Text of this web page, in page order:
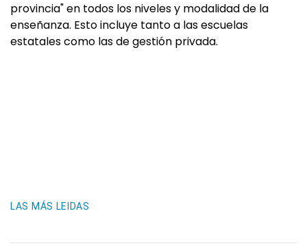
provincia" en todos los niveles y modalidad de la
enseñanza. Esto incluye tanto a las escuelas
estatales como las de gestión privada.
LAS MÁS LEIDAS